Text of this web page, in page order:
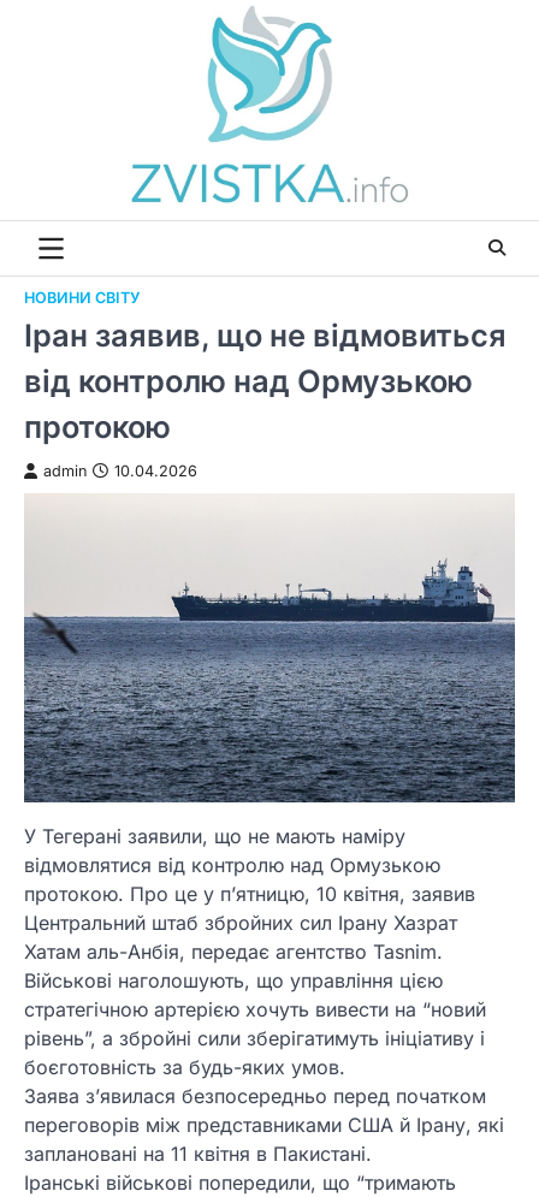
НОВИНИ СВІТУ
Іран заявив, що не відмовиться
від контролю над Ормузькою
протокою
admin 10.04.2026
У Тегерані заявили, що не мають наміру
відмовлятися від контролю над Ормузькою
протокою. Про це у п’ятницю, 10 квітня, заявив
Центральний штаб збройних сил Ірану Хазрат
Хатам аль-Анбія, передає агентство Tasnim.
Військові наголошують, що управління цією
стратегічною артерією хочуть вивести на “новий
рівень”, а збройні сили зберігатимуть ініціативу і
боєготовність за будь-яких умов.
Заява з’явилася безпосередньо перед початком
переговорів між представниками США й Ірану, які
заплановані на 11 квітня в Пакистані.
Іранські військові попередили, що “тримають